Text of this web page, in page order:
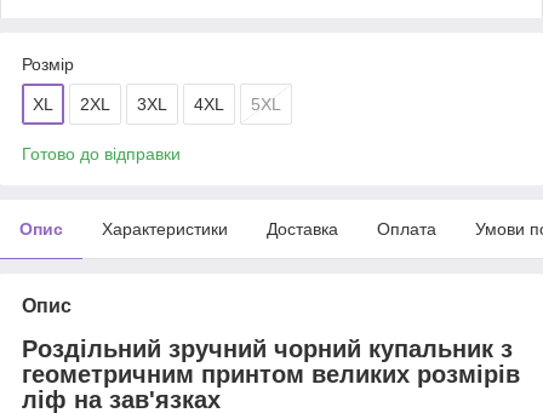
Розмір
XL 2XL 3XL 4XL 5XL
Готово до відправки
Опис Характеристики Доставка Оплата Умови
Опис
Роздільний зручний чорний купальник з
геометричним принтом великих розмірів
ліф на зав'язках